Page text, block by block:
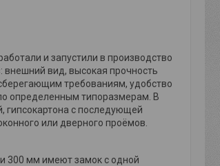
и запустили в производство
внешний вид, высокая прочность
требованиям, удобство
определенным типоразмерам. В
гипсокартона с последующей
или дверного проёмов.
300 мм имеют замок с одной